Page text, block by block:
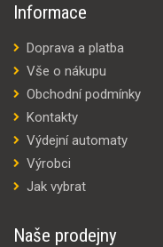
Informace
Doprava a platba
Vše o nákupu
Obchodní podmínky
Kontakty
Výdejní automaty
Výrobci
Jak vybrat
Naše prodejny